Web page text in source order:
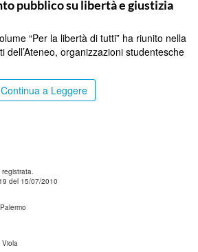
pubblico su libertà e giustizia
“Per la libertà di tutti” ha riunito nella
dell’Ateneo, organizzazioni studentesche
Continua a Leggere
del 15/07/2010
Viola